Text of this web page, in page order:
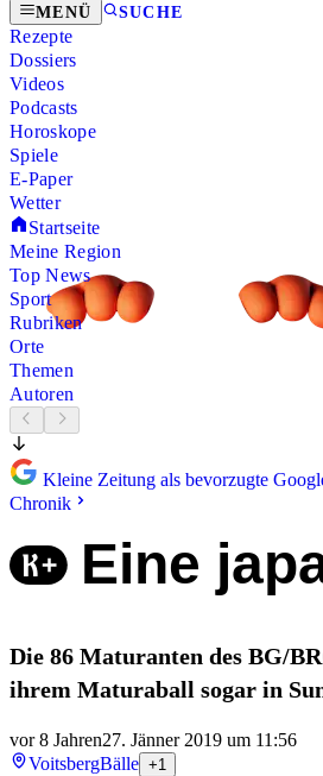
MENÜ SUCHE
Rezepte
Dossiers
Videos
Podcasts
Horoskope
Spiele
E-Paper
Wetter
Startseite
Meine Region
Top News
Sport
Rubriken
Orte
Themen
Autoren
Kleine Zeitung als bevorzugte
Chronik
Eine
Die 86 Maturanten des BG/
ihrem Maturaball sogar in
vor 8 Jahren27. Jänner 2019 um 11:56
VoitsbergBälle +1